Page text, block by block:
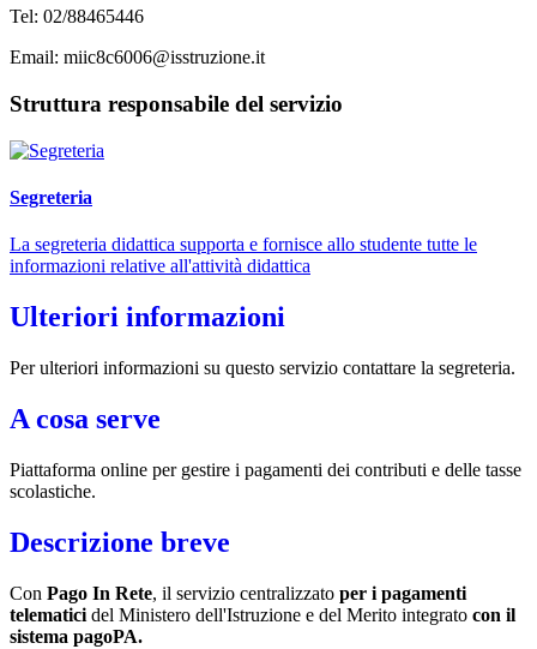
Tel: 02/88465446
Email: miic8c6006@isstruzione.it
Struttura responsabile del servizio
Segreteria
La segreteria didattica supporta e fornisce allo studente tutte le
informazioni relative all'attività didattica
Ulteriori informazioni
Per ulteriori informazioni su questo servizio contattare la segreteria.
A cosa serve
Piattaforma online per gestire i pagamenti dei contributi e delle tasse
scolastiche.
Descrizione breve
Con Pago In Rete, il servizio centralizzato per i pagamenti
telematici del Ministero dell'Istruzione e del Merito integrato con il
sistema pagoPA.